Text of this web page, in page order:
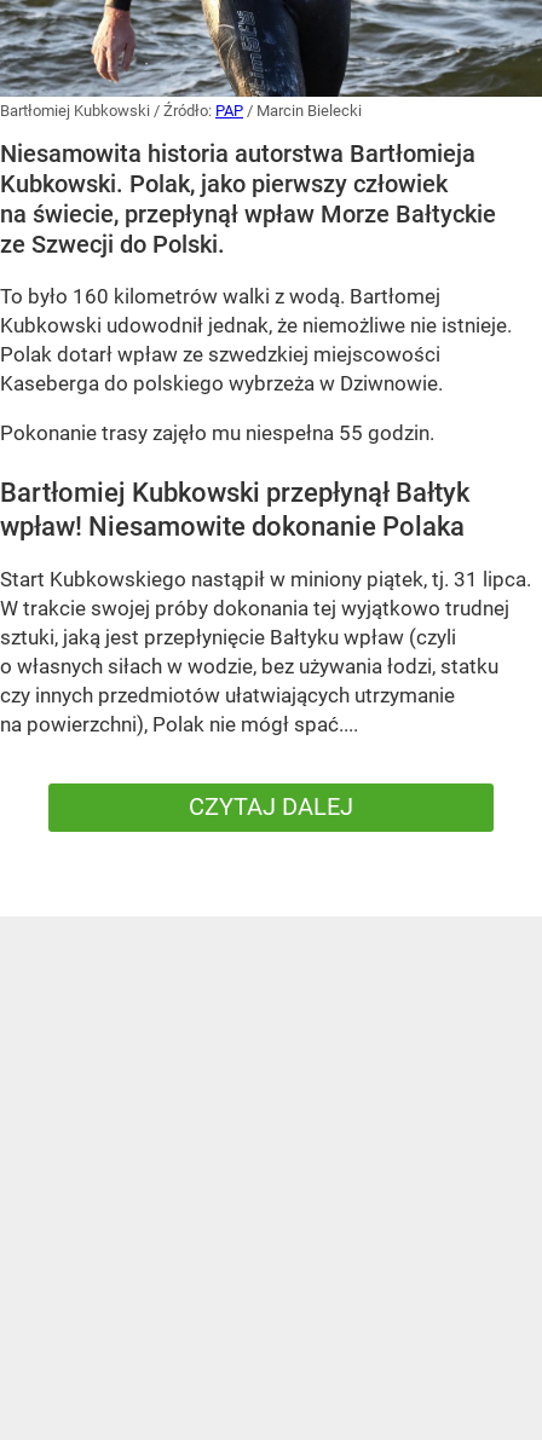
Bartłomiej Kubkowski / Źródło: PAP / Marcin Bielecki
Niesamowita historia autorstwa Bartłomieja
Kubkowski. Polak, jako pierwszy człowiek
na świecie, przepłynął wpław Morze Bałtyckie
ze Szwecji do Polski.
To było 160 kilometrów walki z wodą. Bartłomej
Kubkowski udowodnił jednak, że niemożliwe nie istnieje.
Polak dotarł wpław ze szwedzkiej miejscowości
Kaseberga do polskiego wybrzeża w Dziwnowie.
Pokonanie trasy zajęło mu niespełna 55 godzin.
Bartłomiej Kubkowski przepłynął Bałtyk
wpław! Niesamowite dokonanie Polaka
Start Kubkowskiego nastąpił w miniony piątek, tj. 31 lipca.
W trakcie swojej próby dokonania tej wyjątkowo trudnej
sztuki, jaką jest przepłynięcie Bałtyku wpław (czyli
o własnych siłach w wodzie, bez używania łodzi, statku
czy innych przedmiotów ułatwiających utrzymanie
na powierzchni), Polak nie mógł spać....
CZYTAJ DALEJ